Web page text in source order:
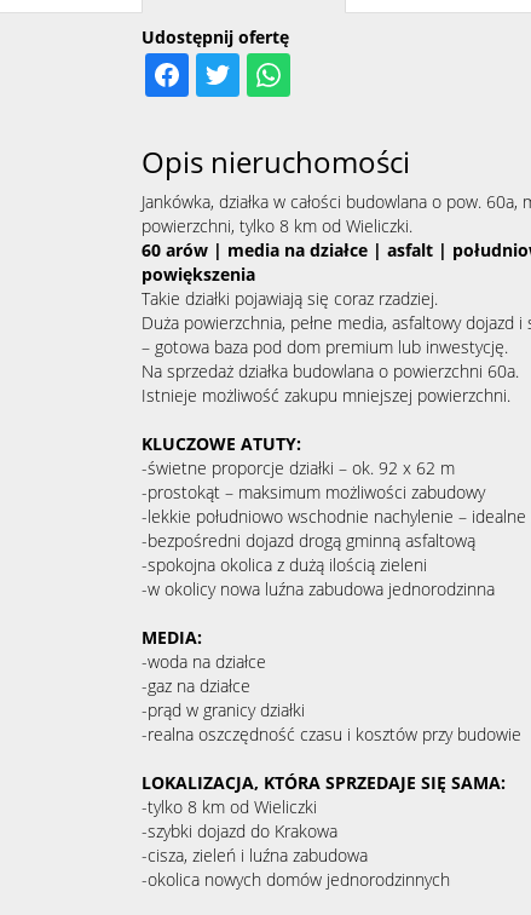
Udostępnij ofertę
Opis nieruchomości
Jankówka, działka w całości budowlana o pow.
powierzchni, tylko 8 km od Wieliczki.
60 arów | media na działce | asfalt |
powiększenia
Takie działki pojawiają się coraz rzadziej.
Duża powierzchnia, pełne media, asfaltowy dojazd
– gotowa baza pod dom premium lub inwestycję.
Na sprzedaż działka budowlana o powierzchni 60a.
Istnieje możliwość zakupu mniejszej powierzchni.
KLUCZOWE ATUTY:
-świetne proporcje działki – ok. 92 x 62 m
-prostokąt – maksimum możliwości zabudowy
-lekkie południowo wschodnie nachylenie – idealne
-bezpośredni dojazd drogą gminną asfaltową
-spokojna okolica z dużą ilością zieleni
-w okolicy nowa luźna zabudowa jednorodzinna
MEDIA:
-woda na działce
-gaz na działce
-prąd w granicy działki
-realna oszczędność czasu i kosztów przy budowie
LOKALIZACJA, KTÓRA SPRZEDAJE SIĘ SAMA:
-tylko 8 km od Wieliczki
-szybki dojazd do Krakowa
-cisza, zieleń i luźna zabudowa
-okolica nowych domów jednorodzinnych